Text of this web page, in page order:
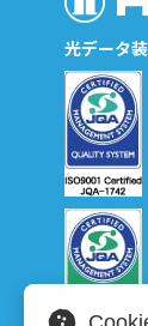
光データ